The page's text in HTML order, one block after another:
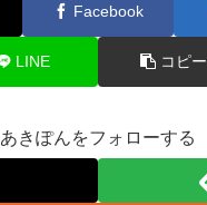
Facebook
LINE コピー
あきぽんをフォローする